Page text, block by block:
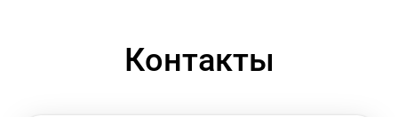
Контакты